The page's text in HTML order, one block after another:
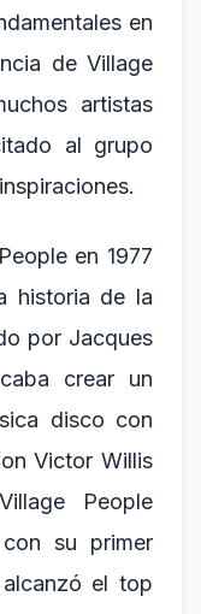
en
de Village
artistas
al grupo
en 1977
historia de la
por Jacques
crear un
disco con
Victor Willis
People
su primer
el top